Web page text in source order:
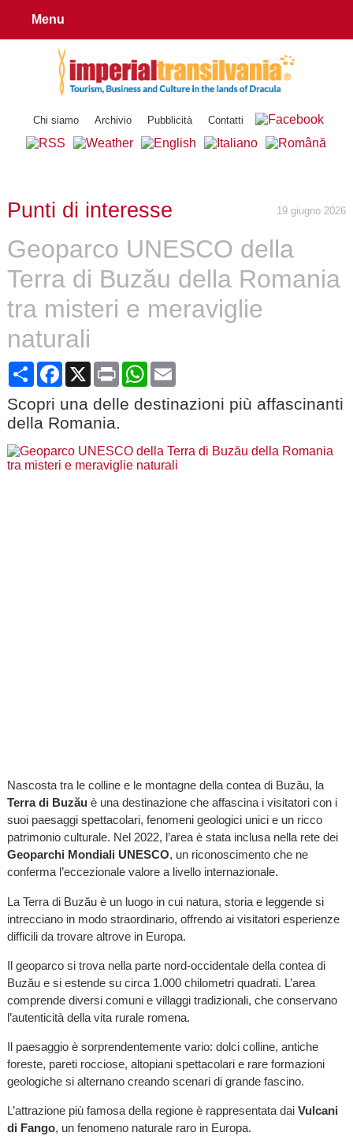
Chi siamo Archivio Pubblicità Contatti
Menu
Punti di interesse 19 giugno 2026
Geoparco UNESCO della
Terra di Buzău della Romania
tra misteri e meraviglie
naturali
ShareFacebook
X Print WhatsApp
Email
Scopri una delle destinazioni più affascinanti
della Romania.
Nascosta tra le colline e le montagne della contea di Buzău, la
Terra di Buzăuè una destinazione che affascina i visitatori con i
suoi paesaggi spettacolari, fenomeni geologici unici e un ricco
patrimonio culturale. Nel 2022, l’area è stata inclusa nella rete dei
Geoparchi Mondiali UNESCO, un riconoscimento che ne
conferma l’eccezionale valore a livello internazionale.
La Terra di Buzău è un luogo in cui natura, storia e leggende si
intrecciano in modo straordinario, offrendo ai visitatori esperienze
difficili da trovare altrove in Europa.
Il geoparco si trova nella parte nord-occidentale della contea di
Buzău e si estende su circa 1.000 chilometri quadrati. L’area
comprende diversi comuni e villaggi tradizionali, che conservano
l’autenticità della vita rurale romena.
Il paesaggio è sorprendentemente vario: dolci colline, antiche
foreste, pareti rocciose, altopiani spettacolari e rare formazioni
geologiche si alternano creando scenari di grande fascino.
L’attrazione più famosa della regione è rappresentata dai Vulcani
di Fango, un fenomeno naturale raro in Europa.